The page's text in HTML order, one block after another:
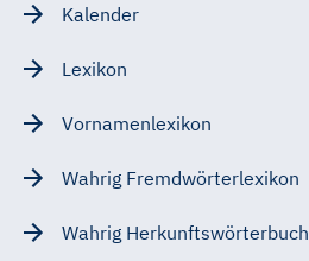
Kalender
Lexikon
Vornamenlexikon
Wahrig Fremdwörterlexikon
Wahrig Herkunftswörterbuch